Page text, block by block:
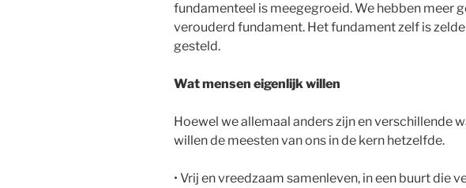
fundamenteel is meegegroeid. We hebben meer
verouderd fundament. Het fundament zelf is
gesteld.
Wat mensen eigenlijk willen
Hoewel we allemaal anders zijn en verschillende
willen de meesten van ons in de kern hetzelfde.
• Vrij en vreedzaam samenleven, in een buurt die